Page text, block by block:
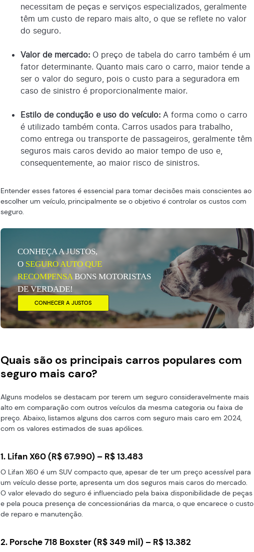
necessitam de peças e serviços especializados, geralmente
têm um custo de reparo mais alto, o que se reflete no valor
do seguro.
Valor de mercado: O preço de tabela do carro também é um
fator determinante. Quanto mais caro o carro, maior tende a
ser o valor do seguro, pois o custo para a seguradora em
caso de sinistro é proporcionalmente maior.
Estilo de condução e uso do veículo: A forma como o carro
é utilizado também conta. Carros usados para trabalho,
como entrega ou transporte de passageiros, geralmente têm
seguros mais caros devido ao maior tempo de uso e,
consequentemente, ao maior risco de sinistros.
Entender esses fatores é essencial para tomar decisões mais conscientes ao
escolher um veículo, principalmente se o objetivo é controlar os custos com
seguro.
CONHEÇA A JUSTOS,
O SEGURO AUTO QUE
RECOMPENSA BONS MOTORISTAS
DE VERDADE!
CONHECER A JUSTOS
Quais são os principais carros populares com
seguro mais caro?
Alguns modelos se destacam por terem um seguro consideravelmente mais
alto em comparação com outros veículos da mesma categoria ou faixa de
preço. Abaixo, listamos alguns dos carros com seguro mais caro em 2024,
com os valores estimados de suas apólices.
1. Lifan X60 (R$ 67.990) – R$ 13.483
O Lifan X60 é um SUV compacto que, apesar de ter um preço acessível para
um veículo desse porte, apresenta um dos seguros mais caros do mercado.
O valor elevado do seguro é influenciado pela baixa disponibilidade de peças
e pela pouca presença de concessionárias da marca, o que encarece o custo
de reparo e manutenção.
2. Porsche 718 Boxster (R$ 349 mil) – R$ 13.382